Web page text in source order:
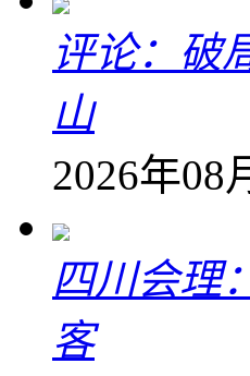
评论：破
山
2026年08
四川会理
客